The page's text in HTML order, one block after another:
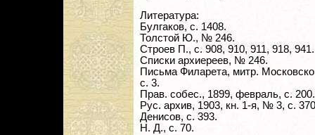
Литература:
Булгаков, с. 1408.
Толстой Ю., № 246.
Строев П., с. 908, 910, 911, 918, 941.
Списки архиереев, № 246.
Письма Филарета, митр.
с. 3.
Прав. собес., 1899, февраль, с. 200.
Рус. архив, 1903, кн. 1-я, № 3, с.
Денисов, с. 393.
Н. Д., с. 70.